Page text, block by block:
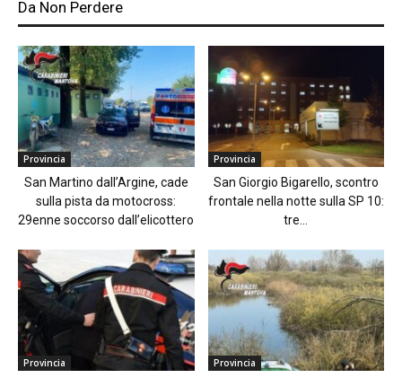
Da Non Perdere
Provincia
San Martino dall’Argine, cade
sulla pista da motocross:
29enne soccorso dall’elicottero
Provincia
San Giorgio Bigarello, scontro
frontale nella notte sulla SP 10:
tre...
Provincia Provincia